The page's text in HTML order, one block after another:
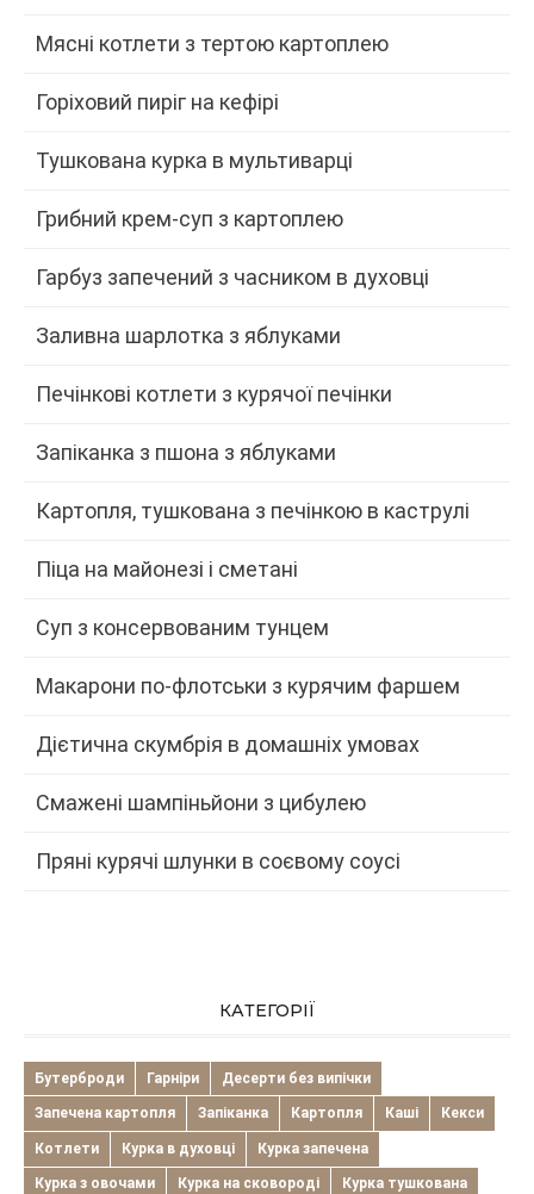
Мясні котлети з тертою картоплею
Горіховий пиріг на кефірі
Тушкована курка в мультиварці
Грибний крем-суп з картоплею
Гарбуз запечений з часником в духовці
Заливна шарлотка з яблуками
Печінкові котлети з курячої печінки
Запіканка з пшона з яблуками
Картопля, тушкована з печінкою в каструлі
Піца на майонезі і сметані
Суп з консервованим тунцем
Макарони по-флотськи з курячим фаршем
Дієтична скумбрія в домашніх умовах
Смажені шампіньйони з цибулею
Пряні курячі шлунки в соєвому соусі
КАТЕГОРІЇ
Бутерброди Гарніри Десерти без випічки
Запечена картопля Запіканка Картопля Каші Кекси
Котлети Курка в духовці Курка запечена
Курка з овочами Курка на сковороді Курка тушкована